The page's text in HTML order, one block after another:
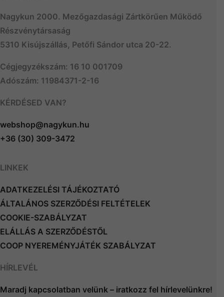
Nagykun 2000. Mezőgazdasági Zártkörűen Működő
Részvénytársaság
5310 Kisújszállás, Petőfi Sándor utca 20-22.
Cégjegyzékszám: 16 10 001709
Adószám: 11984371-2-16
KÉRDÉSED VAN?
webshop@nagykun.hu
+36 (30) 309-3472
LINKEK
ADATKEZELÉSI TÁJÉKOZTATÓ
ÁLTALÁNOS SZERZŐDÉSI FELTÉTELEK
COOKIE-SZABÁLYZAT
ELÁLLÁS A SZERZŐDÉSTŐL
COOP NYEREMÉNYJÁTÉK SZABÁLYZAT
HÍRLEVÉL
Maradj kapcsolatban velünk – iratkozz fel hírlevelünkre!